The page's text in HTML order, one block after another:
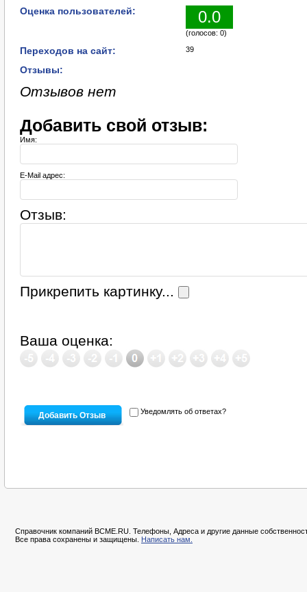
Оценка пользователей: 0.0
(голосов: 0)
Переходов на сайт: 39
Отзывы:
Отзывов нет
Добавить свой отзыв:
Имя:
E-Mail адрес:
Отзыв:
Прикрепить картинку...
Ваша оценка:
Уведомлять об ответах?
Справочник компаний BCME.RU. Телефоны, Адреса и другие данные
Все права сохранены и защищены. Написать нам.